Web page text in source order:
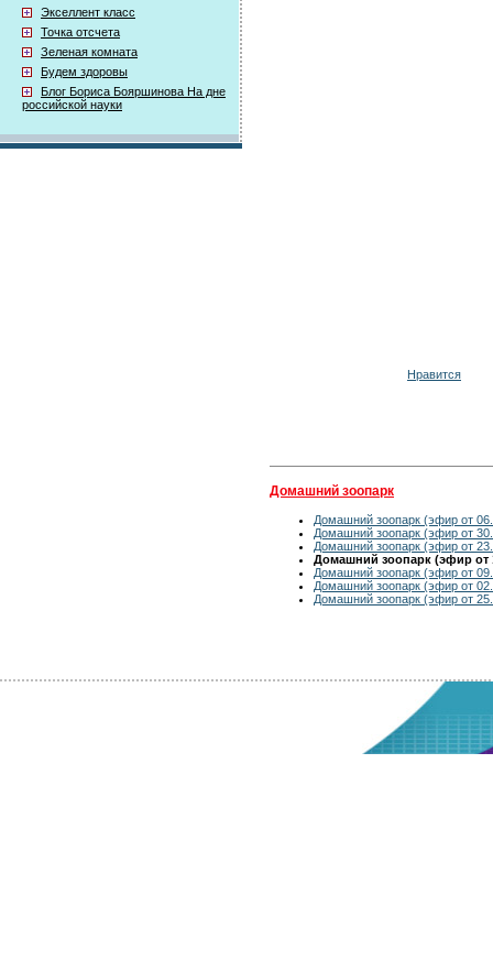
Экселлент класс
Точка отсчета
Зеленая комната
Будем здоровы
Блог Бориса Бояршинова На дне
российской науки
Нравится
Домашний зоопарк
Домашний зоопарк (эфир от
Домашний зоопарк (эфир от
Домашний зоопарк (эфир от
Домашний зоопарк (эфир от
Домашний зоопарк (эфир от
Домашний зоопарк (эфир от
Домашний зоопарк (эфир от